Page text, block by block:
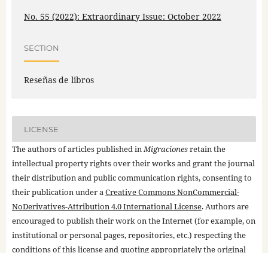
No. 55 (2022): Extraordinary Issue: October 2022
SECTION
Reseñas de libros
LICENSE
The authors of articles published inMigracionesretain the
intellectual property rights over their works and grant the journal
their distribution and public communication rights, consenting to
their publication under aCreative Commons NonCommercial-
NoDerivatives-Attribution 4.0 International License. Authors are
encouraged to publish their work on the Internet (for example, on
institutional or personal pages, repositories, etc.) respecting the
conditions of this license and quoting appropriately the original